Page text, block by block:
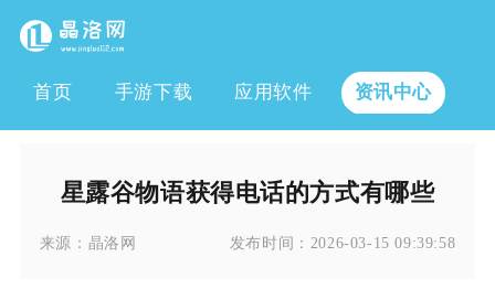
首页 手游下载 应用软件 资讯中心
星露谷物语获得电话的方式有哪些
来源： 晶洛网 发布时间： 2026-03-15 09:39:58